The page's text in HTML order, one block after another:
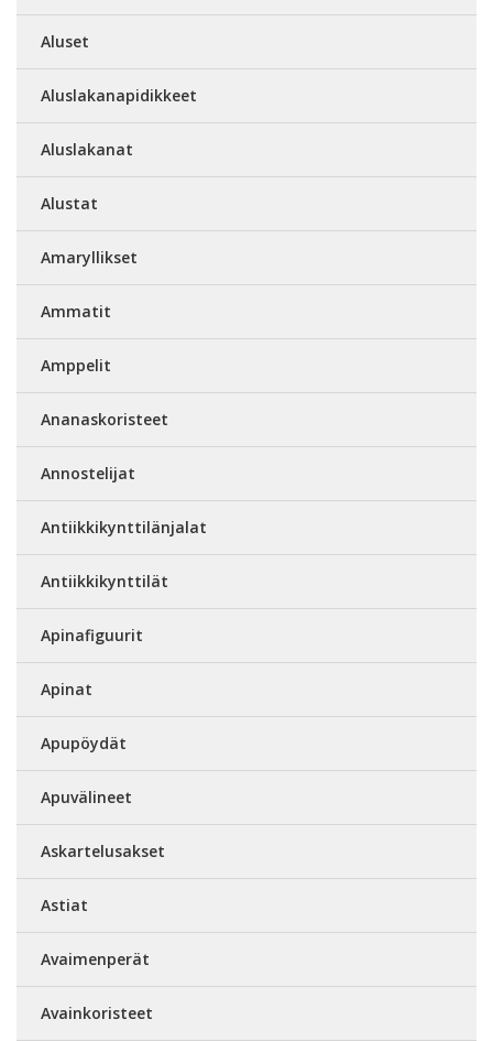
Aluset
Aluslakanapidikkeet
Aluslakanat
Alustat
Amaryllikset
Ammatit
Amppelit
Ananaskoristeet
Annostelijat
Antiikkikynttilänjalat
Antiikkikynttilät
Apinafiguurit
Apinat
Apupöydät
Apuvälineet
Askartelusakset
Astiat
Avaimenperät
Avainkoristeet